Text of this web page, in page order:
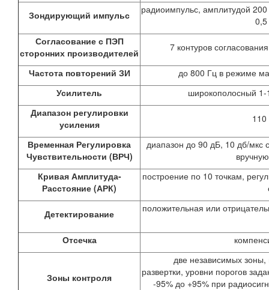
Зондирующий импульс
радиоимпульс, амплитудой
Согласование с ПЭП
сторонних производителей
7 контуров
Частота повторений ЗИ
до 800 Гц в режиме
Усилитель
широкополосный
Диапазон регулировки
усиления
Временная Регулировка
Чувствительности (ВРЧ)
диапазон до 90 дБ, 10 дб/мкс
Кривая Амплитуда-
Расстояние (АРК)
построение по 10 точкам,
Детектирование положительная или
Отсечка
Зоны контроля
две независимых
развертки, уровни порогов
-95% до +95% при